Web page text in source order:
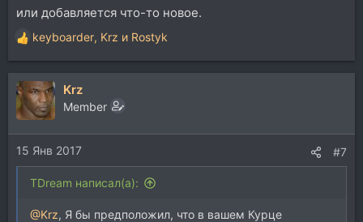
или добавляется что-то новое.
Р
е
а
к
ц
и
и
:
keyboarder, Krz и Rostyk
Krz
Member
15 Янв 2017 #7
TDream написал(а):
@Krz, Я бы предположил, что в вашем Курце